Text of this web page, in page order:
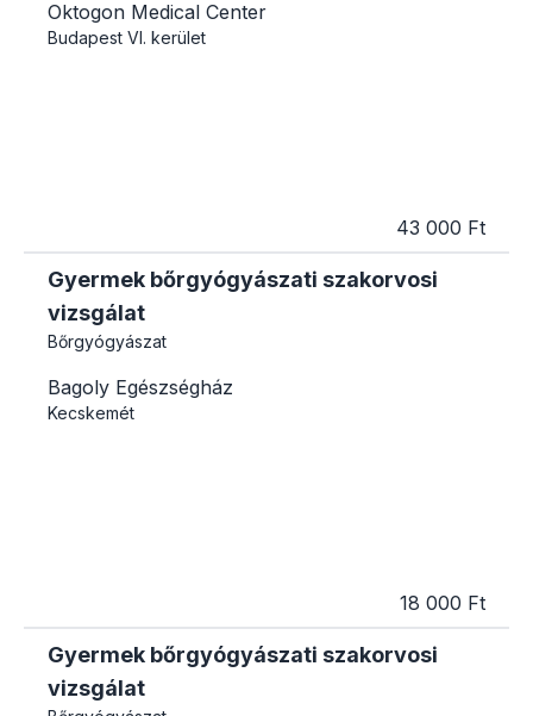
Oktogon Medical Center
Budapest VI. kerület
43 000 Ft
Gyermek bőrgyógyászati szakorvosi
vizsgálat
Bőrgyógyászat
Bagoly Egészségház
Kecskemét
18 000 Ft
Gyermek bőrgyógyászati szakorvosi
vizsgálat